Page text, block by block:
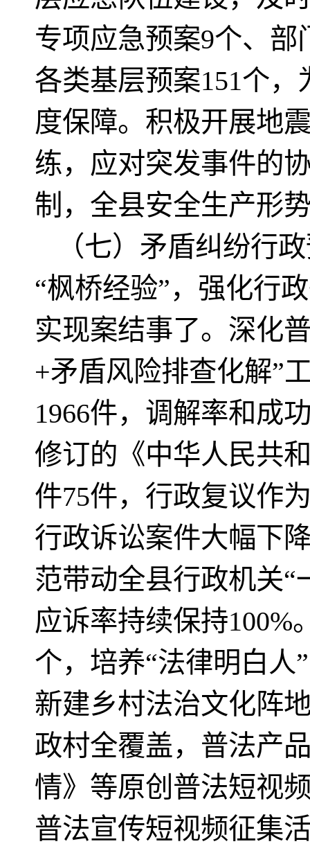
专项应急预案9个、
各类基层预案151个
度保障。积极开展地
练，应对突发事件的
制，全县安全生产形
（七）矛盾纠纷行
“枫桥经验”，强化行
实现案结事了。深化
+矛盾风险排查化解”
1966件，调解率和成
修订的《中华人民共
件75件，行政复议作
行政诉讼案件大幅下
范带动全县行政机关
应诉率持续保持100%
个，培养“法律明白人
新建乡村法治文化阵
政村全覆盖，普法产
情》等原创普法短视
普法宣传短视频征集